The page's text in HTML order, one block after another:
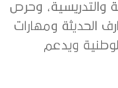
والتدريسية، وحرص
الحديثة ومهارات
ويدعم